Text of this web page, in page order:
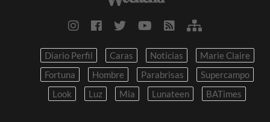
Diario Perfil Caras Noticias
Marie Claire
Fortuna
Hombre Parabrisas
Supercampo
Look
Luz Mia Lunateen BATimes